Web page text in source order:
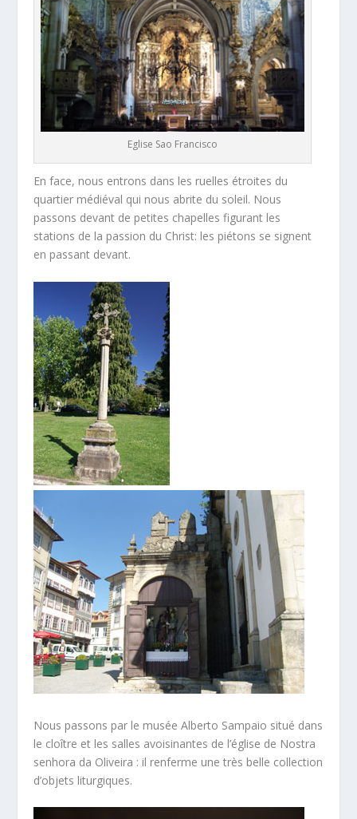
Eglise Sao Francisco
En face, nous entrons dans les ruelles étroites du
quartier médiéval qui nous abrite du soleil. Nous
passons devant de petites chapelles figurant les
stations de la passion du Christ: les piétons se signent
en passant devant.
Nous passons par le musée Alberto Sampaio situé dans
le cloître et les salles avoisinantes de l’église de Nostra
senhora da Oliveira : il renferme une très belle collection
d’objets liturgiques.